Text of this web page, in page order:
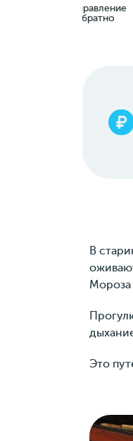
Отправление
обратно
В
Мороза
Это